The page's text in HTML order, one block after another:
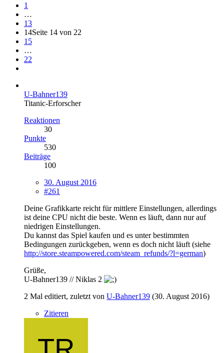
1
…
13
14Seite 14 von 22
15
…
22
U-Bahner139
Titanic-Erforscher
Reaktionen
30
Punkte
530
Beiträge
100
30. August 2016
#261
Deine Grafikkarte reicht für mittlere Einstellungen, allerdings
ist deine CPU nicht die beste. Wenn es läuft, dann nur auf
niedrigen Einstellungen.
Du kannst das Spiel kaufen und es unter bestimmten
Bedingungen zurückgeben, wenn es doch nicht läuft (siehe
http://store.steampowered.com/steam_refunds/?l=german)
Grüße,
U-Bahner139 // Niklas 2
2 Mal editiert, zuletzt von U-Bahner139 (30. August 2016)
Zitieren